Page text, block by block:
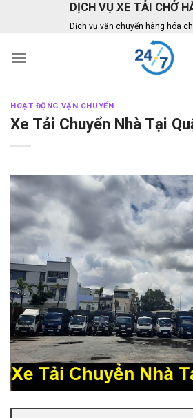
DỊCH VỤ XE TẢI CHỞ
Dịch vụ vận chuyển hàng hóa
HOẠT ĐỘNG VẬN CHUYỂN
Xe Tải Chuyển Nhà Tại